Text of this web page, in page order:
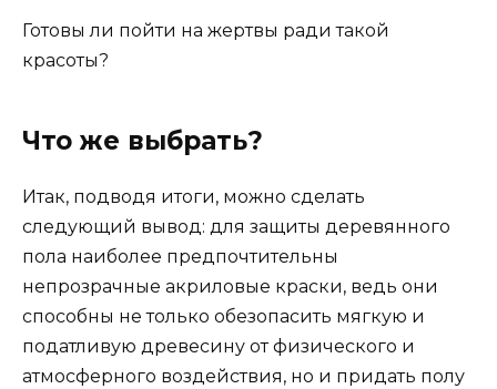
Готовы ли пойти на жертвы ради такой
красоты?
Что же выбрать?
Итак, подводя итоги, можно сделать
следующий вывод: для защиты деревянного
пола наиболее предпочтительны
непрозрачные акриловые краски, ведь они
способны не только обезопасить мягкую и
податливую древесину от физического и
атмосферного воздействия, но и придать полу